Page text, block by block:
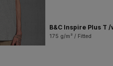
B&C Inspire Plus T /
175 g/m² / Fitted